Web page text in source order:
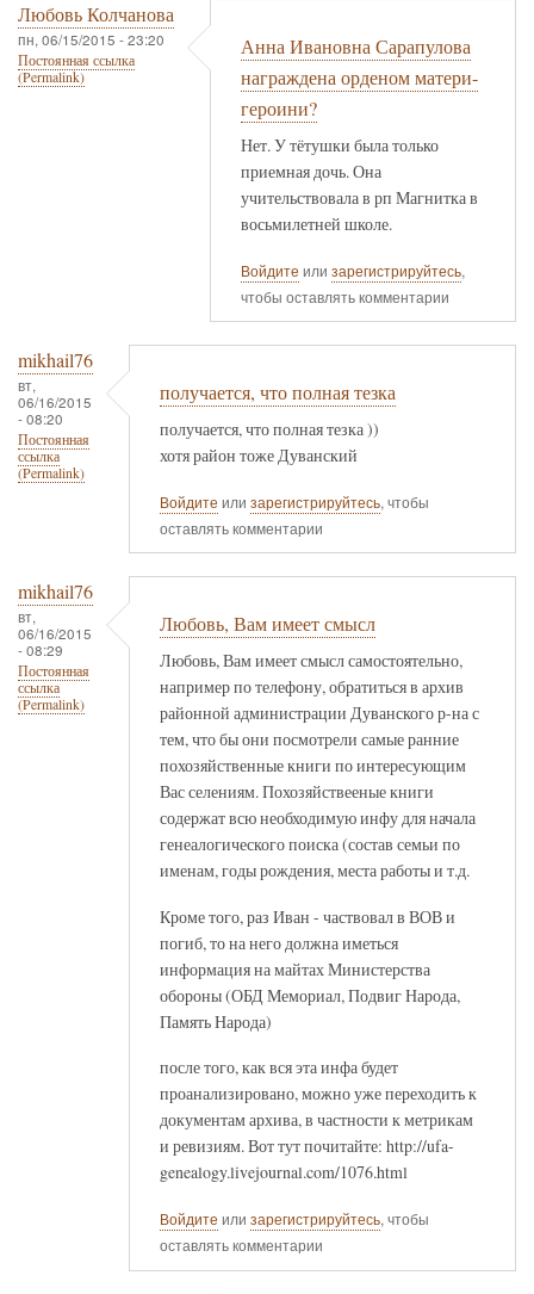
Любовь Колчанова
пн, 06/15/2015 - 23:20
Постоянная ссылка
(Permalink)
Анна Ивановна Сарапулова
награждена орденом матери-
героини?
Нет. У тётушки была только
приемная дочь. Она
учительствовала в рп Магнитка в
восьмилетней школе.
Войдите или зарегистрируйтесь,
чтобы оставлять комментарии
mikhail76
вт,
06/16/2015
- 08:20
Постоянная
ссылка
(Permalink)
получается, что полная тезка
получается, что полная тезка ))
хотя район тоже Дуванский
Войдите или зарегистрируйтесь, чтобы
оставлять комментарии
mikhail76
вт,
06/16/2015
- 08:29
Постоянная
ссылка
(Permalink)
Любовь, Вам имеет смысл
Любовь, Вам имеет смысл самостоятельно,
например по телефону, обратиться в архив
районной администрации Дуванского р-на с
тем, что бы они посмотрели самые ранние
похозяйственные книги по интересующим
Вас селениям. Похозяйствееные книги
содержат всю необходимую инфу для начала
генеалогического поиска (состав семьи по
именам, годы рождения, места работы и т.д.
Кроме того, раз Иван - частвовал в ВОВ и
погиб, то на него должна иметься
информация на майтах Министерства
обороны (ОБД Мемориал, Подвиг Народа,
Память Народа)
после того, как вся эта инфа будет
проанализировано, можно уже переходить к
документам архива, в частности к метрикам
и ревизиям. Вот тут почитайте: http://ufa-
genealogy.livejournal.com/1076.html
Войдите или зарегистрируйтесь, чтобы
оставлять комментарии